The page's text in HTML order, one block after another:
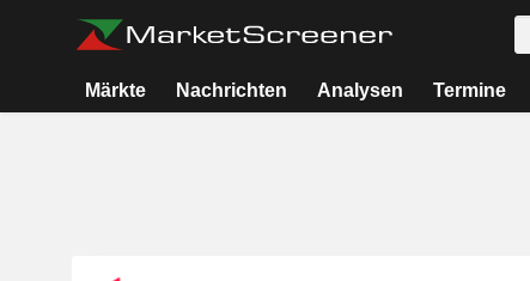
Märkte Nachrichten Analysen Termine